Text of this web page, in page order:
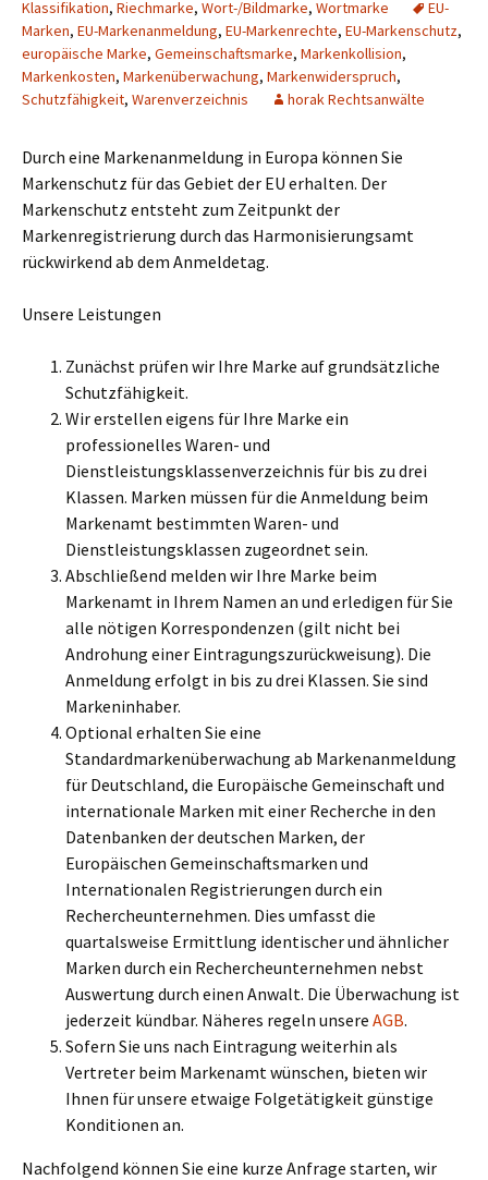
Klassifikation, Riechmarke, Wort-/Bildmarke, Wortmarke
EU-
Marken, EU-Markenanmeldung, EU-Markenrechte, EU-Markenschutz,
europäische Marke, Gemeinschaftsmarke, Markenkollision,
Markenkosten, Markenüberwachung, Markenwiderspruch,
Schutzfähigkeit, Warenverzeichnis horak Rechtsanwälte
Durch eine Markenanmeldung in Europa können Sie
Markenschutz für das Gebiet der EU erhalten. Der
Markenschutz entsteht zum Zeitpunkt der
Markenregistrierung durch das Harmonisierungsamt
rückwirkend ab dem Anmeldetag.
Unsere Leistungen
Zunächst prüfen wir Ihre Marke auf grundsätzliche
Schutzfähigkeit.
Wir erstellen eigens für Ihre Marke ein
professionelles Waren- und
Dienstleistungsklassenverzeichnis für bis zu drei
Klassen. Marken müssen für die Anmeldung beim
Markenamt bestimmten Waren- und
Dienstleistungsklassen zugeordnet sein.
Abschließend melden wir Ihre Marke beim
Markenamt in Ihrem Namen an und erledigen für Sie
alle nötigen Korrespondenzen (gilt nicht bei
Androhung einer Eintragungszurückweisung). Die
Anmeldung erfolgt in bis zu drei Klassen. Sie sind
Markeninhaber.
Optional erhalten Sie eine
Standardmarkenüberwachung ab Markenanmeldung
für Deutschland, die Europäische Gemeinschaft und
internationale Marken mit einer Recherche in den
Datenbanken der deutschen Marken, der
Europäischen Gemeinschaftsmarken und
Internationalen Registrierungen durch ein
Rechercheunternehmen. Dies umfasst die
quartalsweise Ermittlung identischer und ähnlicher
Marken durch ein Rechercheunternehmen nebst
Auswertung durch einen Anwalt. Die Überwachung ist
jederzeit kündbar. Näheres regeln unsere AGB.
Sofern Sie uns nach Eintragung weiterhin als
Vertreter beim Markenamt wünschen, bieten wir
Ihnen für unsere etwaige Folgetätigkeit günstige
Konditionen an.
Nachfolgend können Sie eine kurze Anfrage starten, wir